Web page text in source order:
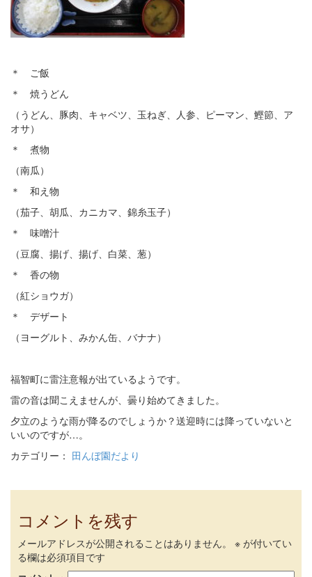
＊ ご飯
＊ 焼うどん
（うどん、豚肉、キャベツ、玉ねぎ、人参、ピーマン、鰹節、ア
オサ）
＊ 煮物
（南瓜）
＊ 和え物
（茄子、胡瓜、カニカマ、錦糸玉子）
＊ 味噌汁
（豆腐、揚げ、揚げ、白菜、葱）
＊ 香の物
（紅ショウガ）
＊ デザート
（ヨーグルト、みかん缶、バナナ）
福智町に雷注意報が出ているようです。
雷の音は聞こえませんが、曇り始めてきました。
夕立のような雨が降るのでしょうか？送迎時には降っていないと
いいのですが…。
カテゴリー： 田んぼ園だより
コメントを残す
メールアドレスが公開されることはありません。 ※ が付いてい
る欄は必須項目です